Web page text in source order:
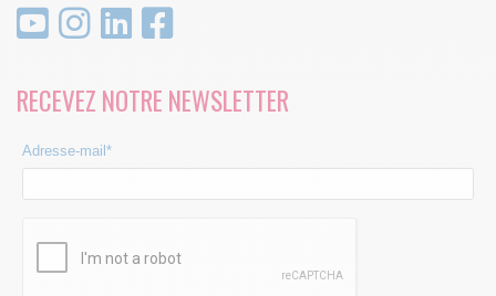
RECEVEZ NOTRE NEWSLETTER
Adresse-mail*